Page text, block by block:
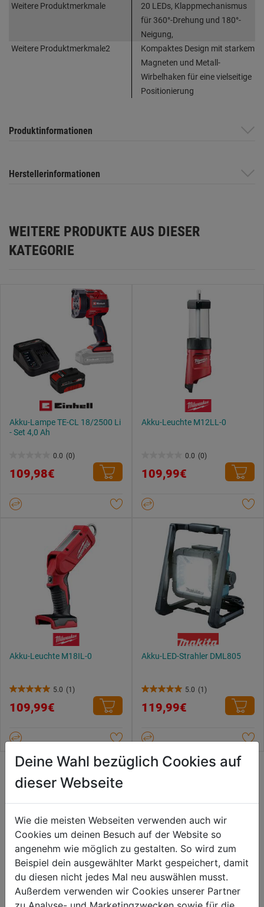
Weitere Produktmerkmale
20 LEDs, Klappmechanismus
für 360°-Drehung und 180°-
Neigung,
Weitere Produktmerkmale2
Kompaktes Design mit starkem
Magneten und Metall-
Wirbelhaken für eine vielseitige
Positionierung
Produktinformationen
Herstellerinformationen
WEITERE PRODUKTE AUS DIESER
KATEGORIE
Akku-Lampe TE-CL 18/2500 Li
- Set 4,0 Ah
0.0 (0)
von
Sternen.
109,98€
Akku-Leuchte M12LL-0
0.0 (0)
von
Sternen.
109,99€
Akku-Leuchte M18IL-0
5.0 (1)
5.0
von
Sternen.
Bewertung
109,99€
Akku-LED-Strahler DML805
5.0 (1)
5.0
von
Sternen.
Bewertung
119,99€
Bewertung
Deine Wahl bezüglich Cookies auf
dieser Webseite
Wie die meisten Webseiten verwenden auch wir
Cookies um deinen Besuch auf der Website so
angenehm wie möglich zu gestalten. So wird zum
Beispiel dein ausgewählter Markt gespeichert, damit
du diesen nicht jedes Mal neu auswählen musst.
Außerdem verwenden wir Cookies unserer Partner